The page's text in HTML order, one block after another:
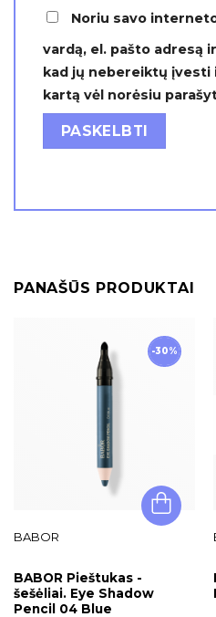
Noriu savo
vardą, el. pašto adresą
kad jų nebereiktų įvesti
kartą vėl norėsiu
PANAŠŪS PRODUKTAI
-30%
BABOR
BABOR Pieštukas -
šešėliai. Eye Shadow
Pencil 04 Blue